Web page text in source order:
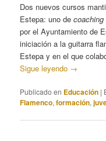
Dos nuevos cursos
Estepa: uno de
por el Ayuntamiento de
iniciación a la guitarra
Estepa y en el que
Sigue leyendo →
Publicado en Educación |
Flamenco,formación,